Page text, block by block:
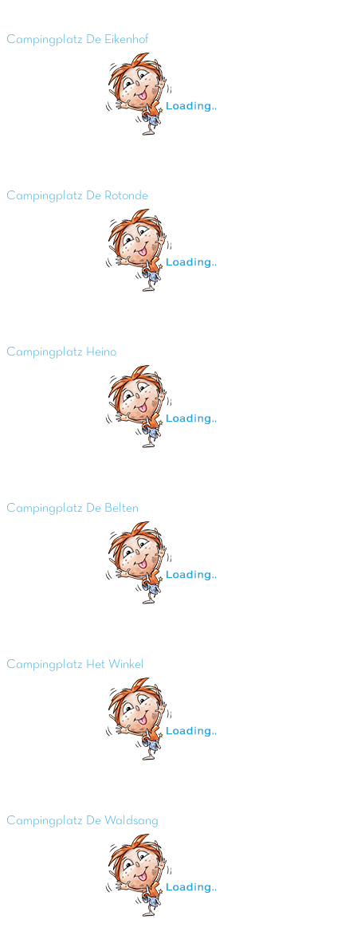
Campingplatz De Eikenhof
Campingplatz De Rotonde
Campingplatz Heino
Campingplatz De Belten
Campingplatz Het Winkel
Campingplatz De Waldsang